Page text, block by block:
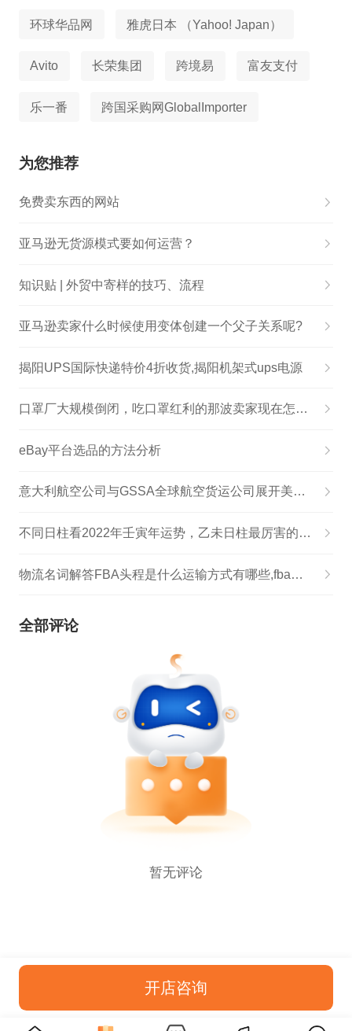
环球华品网 雅虎日本 （Yahoo! Japan）
Avito 长荣集团 跨境易 富友支付
乐一番 跨国采购网GlobalImporter
为您推荐
免费卖东西的网站
亚马逊无货源模式要如何运营？
知识贴 | 外贸中寄样的技巧、流程
亚马逊卖家什么时候使用变体创建一个父子关系呢?
揭阳UPS国际快递特价4折收货,揭阳机架式ups电源
口罩厂大规模倒闭，吃口罩红利的那波卖家现在怎么样了？
eBay平台选品的方法分析
意大利航空公司与GSSA全球航空货运公司展开美国货运合作
不同日柱看2022年壬寅年运势，乙未日柱最厉害的格局,丁未日遇壬寅流年运势
物流名词解答FBA头程是什么运输方式有哪些,fba物流知识点
全部评论
暂无评论
开店咨询